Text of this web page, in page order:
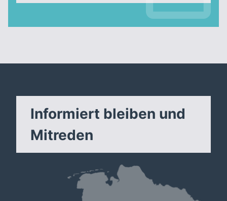
Informiert bleiben und
Mitreden